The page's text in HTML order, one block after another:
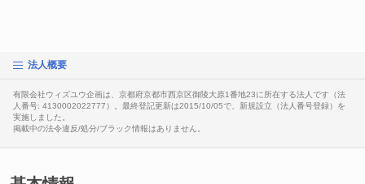
法人概要
有限会社ウィズユウ企画は、京都府京都市西京区御陵大原1番地23に所在する法人です（法
人番号: 4130002022777）。最終登記更新は2015/10/05で、新規設立（法人番号登録）を
実施しました。
掲載中の法令違反/処分/ブラック情報はありません。